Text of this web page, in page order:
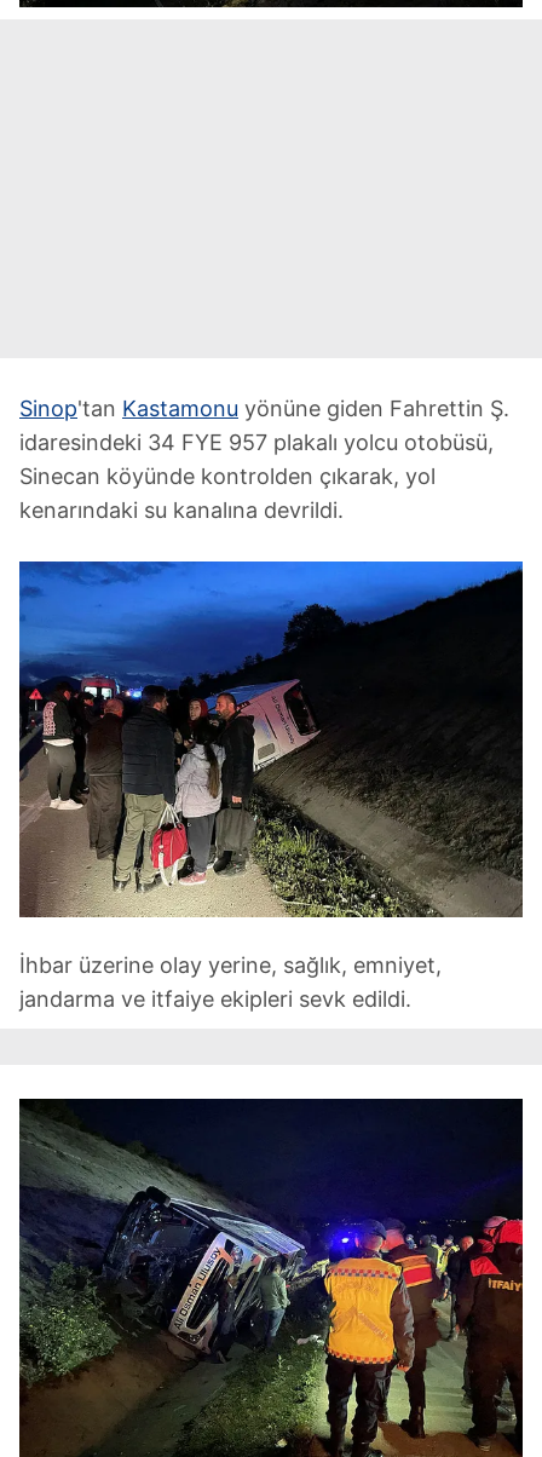
Sinop'tan Kastamonu yönüne giden Fahrettin Ş.
idaresindeki 34 FYE 957 plakalı yolcu otobüsü,
Sinecan köyünde kontrolden çıkarak, yol
kenarındaki su kanalına devrildi.
İhbar üzerine olay yerine, sağlık, emniyet,
jandarma ve itfaiye ekipleri sevk edildi.